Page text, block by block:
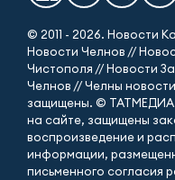
© 2011 - 2026. Новости
Новости Челнов //
Чистополя // Новости
Челнов // Челны
защищены. ©
на сайте, защищены
воспроизведение и
информации,
письменного согласия